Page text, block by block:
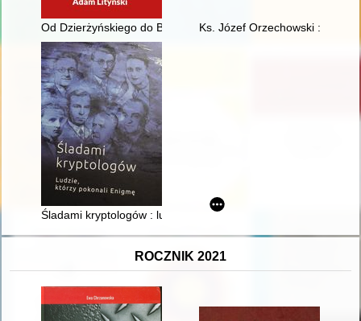
Od Dzierżyńskiego do Berii : studia o sowieckim prawie
Ks. Józef Orzechowski : na
Śladami kryptologów : ludzie, którzy pokonali Enigmę
ROCZNIK 2021